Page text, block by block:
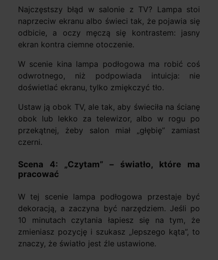
Najczęstszy błąd w salonie z TV? Lampa stoi
naprzeciw ekranu albo świeci tak, że pojawia się
odbicie, a oczy męczą się kontrastem: jasny
ekran kontra ciemne otoczenie.
W scenie kina lampa podłogowa ma robić coś
odwrotnego, niż podpowiada intuicja: nie
doświetlać ekranu, tylko zmiękczyć tło.
Ustaw ją obok TV, ale tak, aby świeciła na ścianę
obok lub lekko za telewizor, albo w rogu po
przekątnej, żeby salon miał „głębię” zamiast
czerni.
Scena 4: „Czytam” – światło, które ma
pracować
W tej scenie lampa podłogowa przestaje być
dekoracją, a zaczyna być narzędziem. Jeśli po
10 minutach czytania łapiesz się na tym, że
zmieniasz pozycję i szukasz „lepszego kąta”, to
znaczy, że światło jest źle ustawione.